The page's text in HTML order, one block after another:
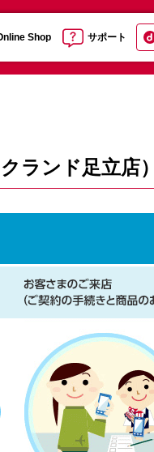
Shop サポート
ランド足立店）